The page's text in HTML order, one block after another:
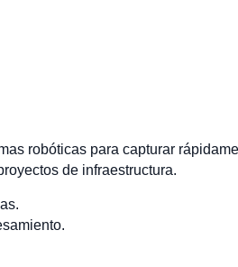
robóticas para capturar
de infraestructura.